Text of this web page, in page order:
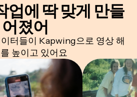
업에 딱 맞게 만들
어졌어
터들이 Kapwing으로 영상 해
높이고 있어요